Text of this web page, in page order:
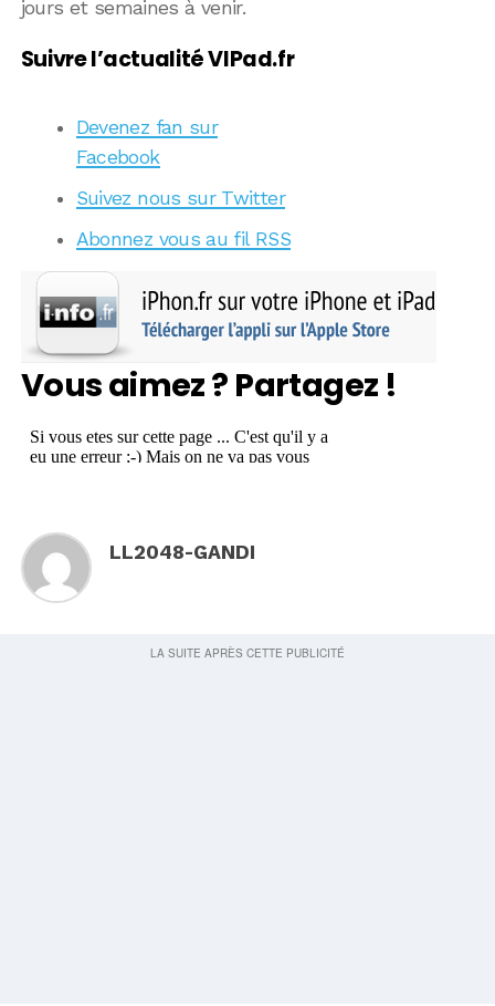
jours et semaines à venir.
Suivre l’actualité VIPad.fr
Devenez fan sur
Facebook
Suivez nous sur Twitter
Abonnez vous au fil RSS
Vous aimez ? Partagez !
LL2048-GANDI